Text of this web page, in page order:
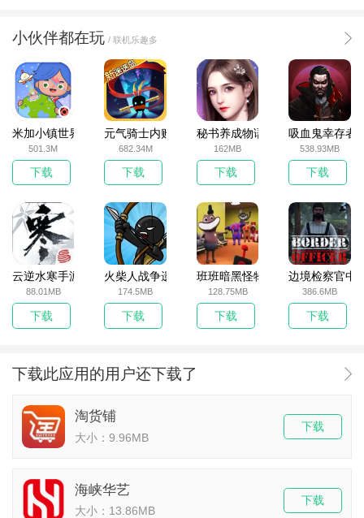
小伙伴都在玩 / 联机乐趣多
米加小镇世界2025官方版
501.3M
下载
元气骑士内购破解版
682.34M
下载
秘书养成物语
162MB
下载
吸血鬼幸存者
538.93MB
下载
云逆水寒手游
88.01MB
下载
火柴人战争遗产无敌版
174.5MB
下载
班班暗黑怪物生存挑战5
128.75MB
下载
边境检察官中
386.6MB
下载
下载此应用的用户还下载了
淘货铺
大小：9.96MB
下载
海峡华艺
大小：13.86MB
下载